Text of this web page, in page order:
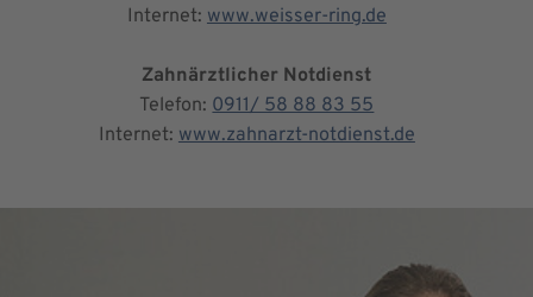
Internet: www.weisser-ring.de
Zahnärztlicher Notdienst
Telefon: 0911/ 58 88 83 55
Internet: www.zahnarzt-notdienst.de